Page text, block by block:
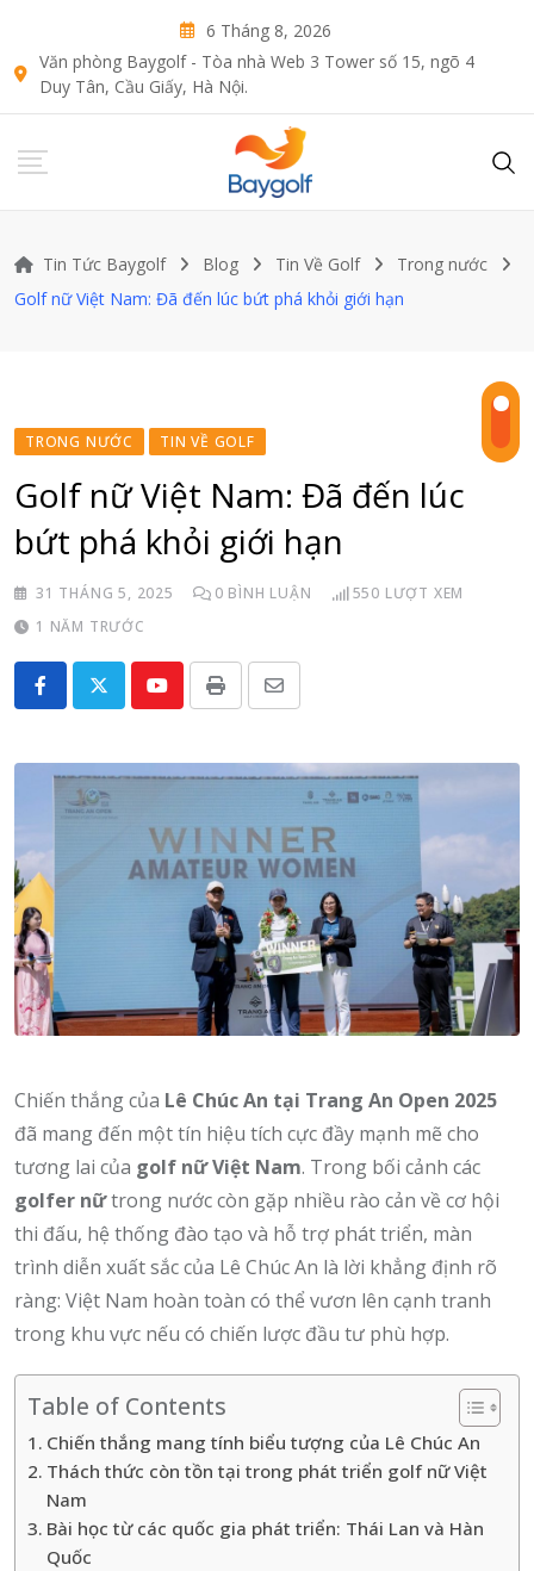
content
6 Tháng 8, 2026
Văn phòng Baygolf - Tòa nhà Web 3 Tower số 15, ngõ 4
Duy Tân, Cầu Giấy, Hà Nội.
Tin Tức Baygolf Blog Tin Về Golf
Trong nước
Golf nữ Việt Nam: Đã đến lúc bứt phá khỏi giới hạn
TRONG NƯỚC TIN VỀ GOLF
Golf nữ Việt Nam: Đã đến lúc
bứt phá khỏi giới hạn
31 THÁNG 5, 2025 0 BÌNH LUẬN 550 LƯỢT XEM
1 NĂM TRƯỚC
YoutubePrint
Share
Email
Chiến thắng của Lê Chúc An tại Trang An Open 2025
đã mang đến một tín hiệu tích cực đầy mạnh mẽ cho
tương lai của golf nữ Việt Nam. Trong bối cảnh các
golfer nữtrong nước còn gặp nhiều rào cản về cơ hội
thi đấu, hệ thống đào tạo và hỗ trợ phát triển, màn
trình diễn xuất sắc của Lê Chúc An là lời khẳng định rõ
ràng: Việt Nam hoàn toàn có thể vươn lên cạnh tranh
trong khu vực nếu có chiến lược đầu tư phù hợp.
Table of Contents
Chiến thắng mang tính biểu tượng của Lê Chúc An
Thách thức còn tồn tại trong phát triển golf nữ Việt
Nam
Bài học từ các quốc gia phát triển: Thái Lan và Hàn
Quốc